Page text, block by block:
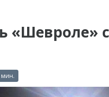
«Шевроле»
мин.